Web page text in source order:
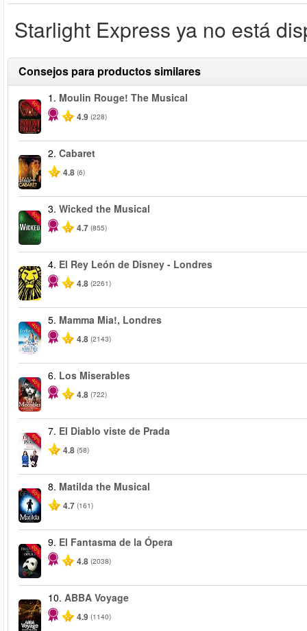
Starlight Express ya no está
Consejos para productos similares
-50%
1. Moulin Rouge! The Musical
4.9 (228)
2. Cabaret
4.8 (6)
-50%
3. Wicked the Musical
4.7 (855)
4. El Rey León de Disney - Londres
4.8 (2261)
-40%
5. Mamma Mia!, Londres
4.8 (2143)
-40%
6. Los Miserables
4.8 (722)
-50%
7. El Diablo viste de Prada
4.8 (58)
-50%
8. Matilda the Musical
4.7 (161)
-20%
9. El Fantasma de la Ópera
4.8 (2038)
10. ABBA Voyage
4.9 (1140)